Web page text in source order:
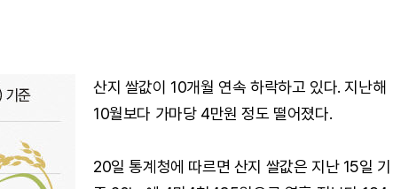
산지 쌀값이 10개월 연속 하락하고 있다. 지난해
10월보다 가마당 4만원 정도 떨어졌다.
20일 통계청에 따르면 산지 쌀값은 지난 15일 기